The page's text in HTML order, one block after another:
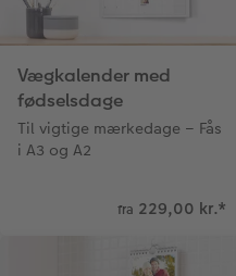
Velkomstskilt
Talcollage
Vægkalender med
fødselsdage
Til vigtige mærkedage – Fås
i A3 og A2
fra 229,00 kr.*